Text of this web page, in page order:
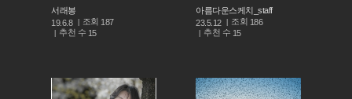
서래봉
19.6.8
조회 187
추천 수 15
아름다운스케치_staff
23.5.12
조회 186
추천 수 15